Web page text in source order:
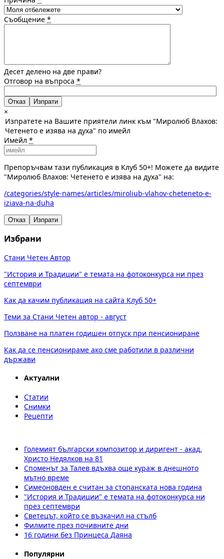
Съобщение *
Десет делено на две прави?
Отговор на въпроса *
Отказ
×
Изпратете на Вашите приятели линк към "Миролюб Влахов:
Четенето е изява на духа" по имейл
Имейл *
Препоръчвам тази публикация в Клуб 50+! Можете да видите
"Миролюб Влахов: Четенето е изява на духа" на:
/categories/style-names/articles/miroliub-vlahov-cheteneto-e-
iziava-na-duha
Отказ Изпрати
Избрани
Стани Четен Автор
"История и Традиции" е темата на фотоконкурса ни през
септември
Как да качим публикация на сайта Клуб 50+
Теми за Стани Четен автор - август
Ползване на платен годишен отпуск при пенсиониране
Как да се пенсионираме ако сме работили в различни
държави
Актуални
Статии
Снимки
Рецепти
Големият български композитор и диригент - акад.
Христо Недялков на 81
Споменът за Талев вдъхва още кураж в днешното
мътно време
Симеоновден е считан за стопанската нова година
"История и Традиции" е темата на фотоконкурса ни
през септември
Светецът, който се възкачил на стълб
Филмите през почивните дни
16 години без Принцеса Даяна
Популярни